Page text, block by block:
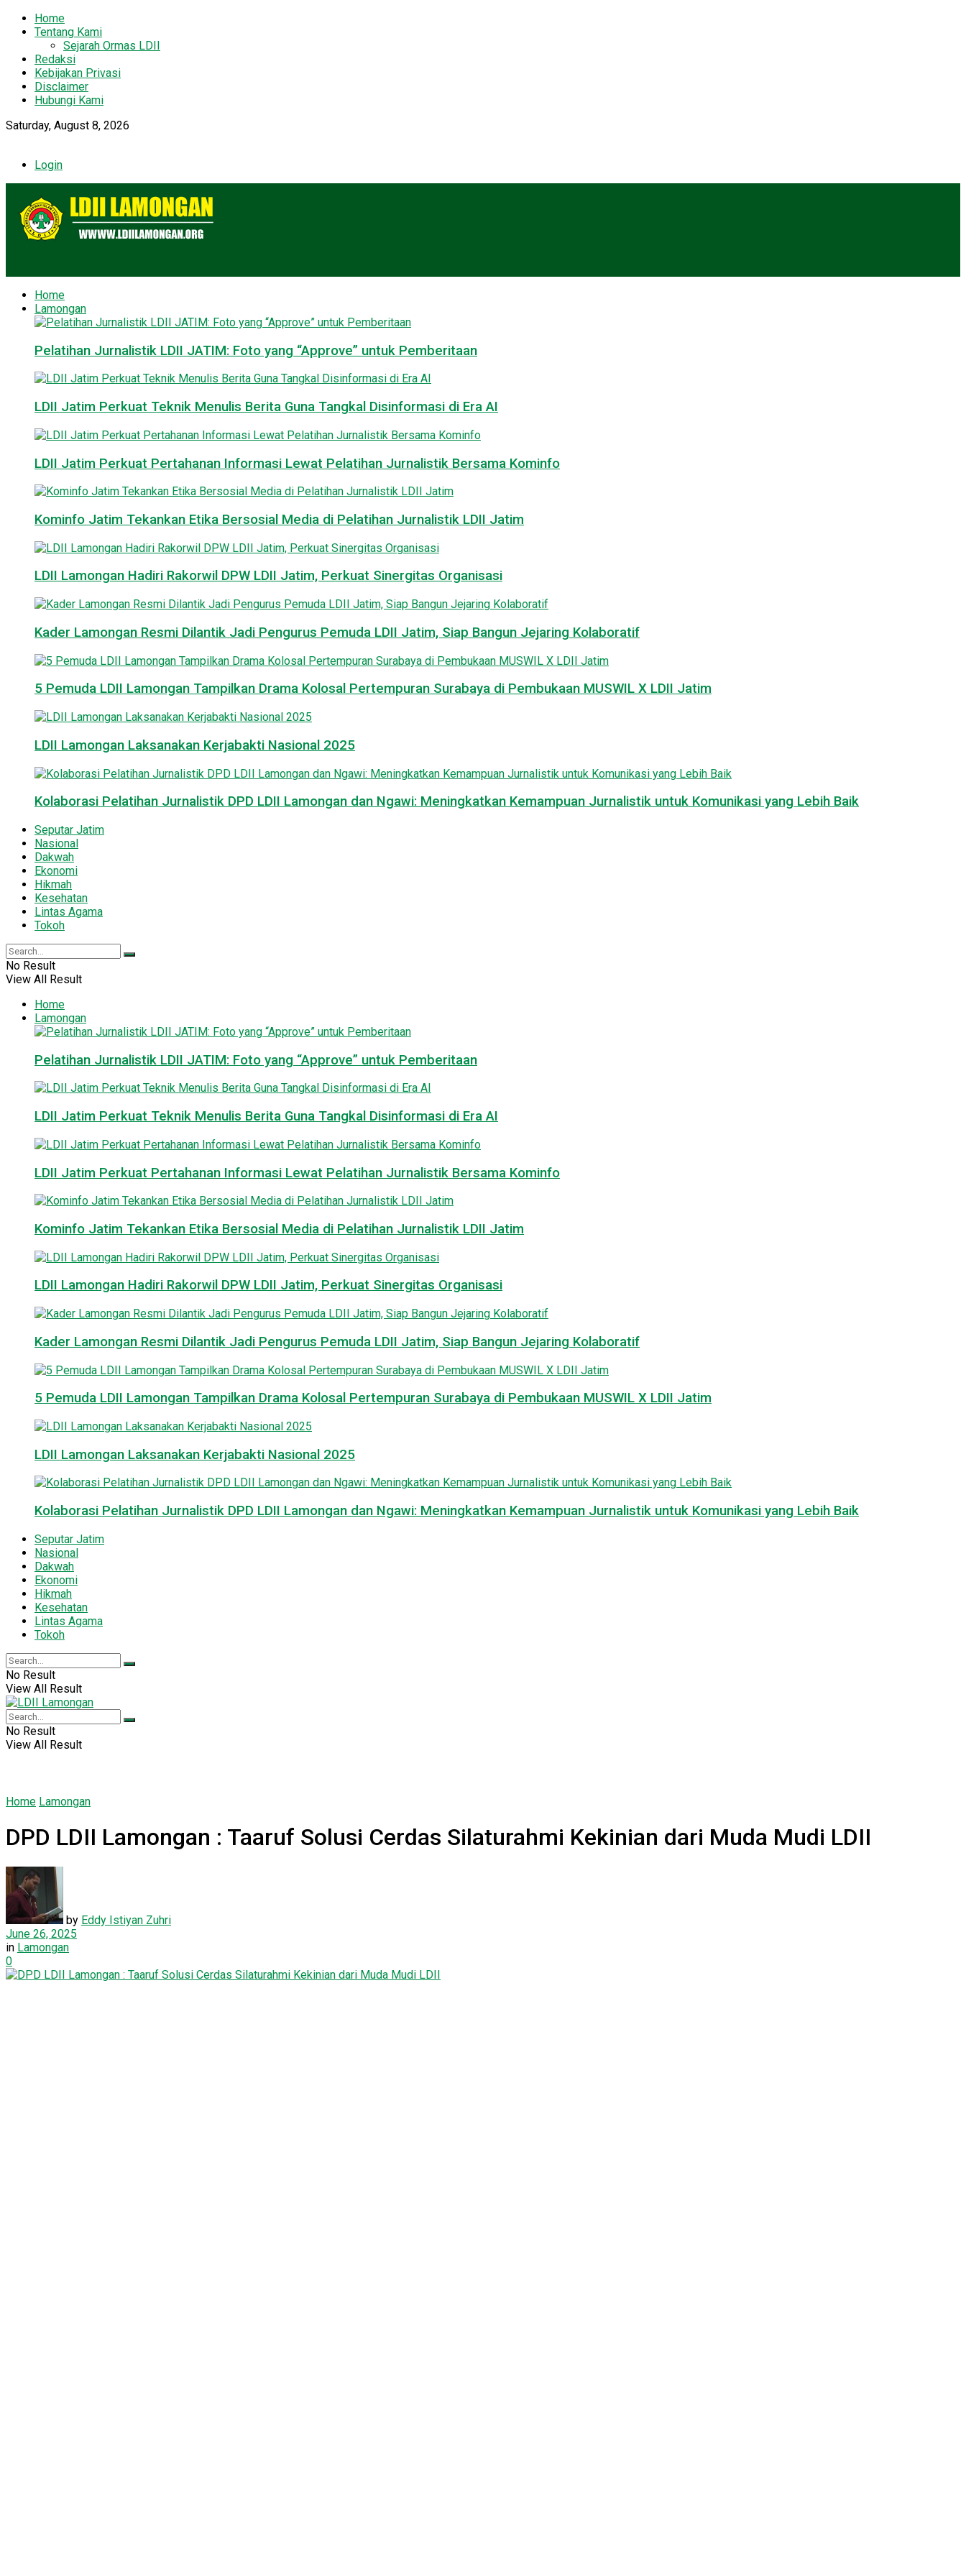
Home
Tentang Kami
Sejarah Ormas LDII
Redaksi
Kebijakan Privasi
Disclaimer
Hubungi Kami
Saturday, August 8, 2026
Login
Home
Lamongan
Pelatihan Jurnalistik LDII JATIM: Foto yang “Approve” untuk Pemberitaan
LDII Jatim Perkuat Teknik Menulis Berita Guna Tangkal Disinformasi di Era AI
LDII Jatim Perkuat Pertahanan Informasi Lewat Pelatihan Jurnalistik Bersama Kominfo
Kominfo Jatim Tekankan Etika Bersosial Media di Pelatihan Jurnalistik LDII Jatim
LDII Lamongan Hadiri Rakorwil DPW LDII Jatim, Perkuat Sinergitas Organisasi
Kader Lamongan Resmi Dilantik Jadi Pengurus Pemuda LDII Jatim, Siap Bangun Jejaring Kolaboratif
5 Pemuda LDII Lamongan Tampilkan Drama Kolosal Pertempuran Surabaya di Pembukaan MUSWIL X LDII Jatim
LDII Lamongan Laksanakan Kerjabakti Nasional 2025
Kolaborasi Pelatihan Jurnalistik DPD LDII Lamongan dan Ngawi: Meningkatkan Kemampuan Jurnalistik untuk Komunikasi yang Lebih Baik
Seputar Jatim
Nasional
Dakwah
Ekonomi
Hikmah
Kesehatan
Lintas Agama
Tokoh
No Result
View All Result
Home
Lamongan
Pelatihan Jurnalistik LDII JATIM: Foto yang “Approve” untuk Pemberitaan
LDII Jatim Perkuat Teknik Menulis Berita Guna Tangkal Disinformasi di Era AI
LDII Jatim Perkuat Pertahanan Informasi Lewat Pelatihan Jurnalistik Bersama Kominfo
Kominfo Jatim Tekankan Etika Bersosial Media di Pelatihan Jurnalistik LDII Jatim
LDII Lamongan Hadiri Rakorwil DPW LDII Jatim, Perkuat Sinergitas Organisasi
Kader Lamongan Resmi Dilantik Jadi Pengurus Pemuda LDII Jatim, Siap Bangun Jejaring Kolaboratif
5 Pemuda LDII Lamongan Tampilkan Drama Kolosal Pertempuran Surabaya di Pembukaan MUSWIL X LDII Jatim
LDII Lamongan Laksanakan Kerjabakti Nasional 2025
Kolaborasi Pelatihan Jurnalistik DPD LDII Lamongan dan Ngawi: Meningkatkan Kemampuan Jurnalistik untuk Komunikasi yang Lebih Baik
Seputar Jatim
Nasional
Dakwah
Ekonomi
Hikmah
Kesehatan
Lintas Agama
Tokoh
No Result
View All Result
No Result
View All Result
Home Lamongan
DPD LDII Lamongan : Taaruf Solusi Cerdas Silaturahmi Kekinian dari Muda Mudi LDII
by Eddy Istiyan Zuhri
June 26, 2025
in Lamongan
0